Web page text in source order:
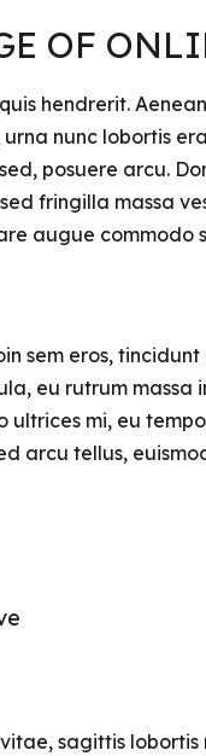
OF
hendrerit.
nunc lobortis
posuere arcu.
fringilla massa
augue commodo
sem eros,
eu rutrum massa
mi, eu
arcu tellus,
sagittis